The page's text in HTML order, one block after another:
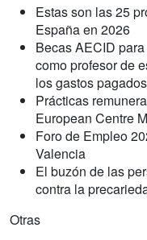
Estas son las 25
España en 2026
Becas AECID
como profesor de
los gastos pagados
Prácticas
European Centre
Foro de Empleo
Valencia
El buzón de las
contra la
Otras